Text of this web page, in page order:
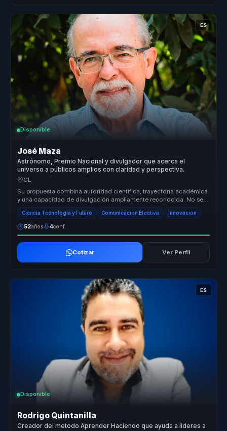
ES
Disponible
José Maza
Astrónomo, Premio Nacional y divulgador que acerca el
universo a públicos amplios con claridad y perspectiva.
CL
Su propuesta combina autoridad científica, trayectoria académica
y una capacidad de divulgación ampliamente reconocida. No se
presenta co...
Ciencia Tecnología y Futuro Comunicación Efectiva Innovación
52años 4conf.
Cotizar Ver Perfil
ES
Disponible
Rodrigo Quintanilla
Creador del metodo Aprender Haciendo que ayuda a lideres a